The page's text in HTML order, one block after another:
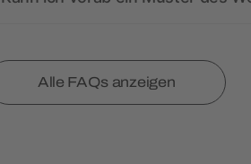
Alle FAQs anzeigen